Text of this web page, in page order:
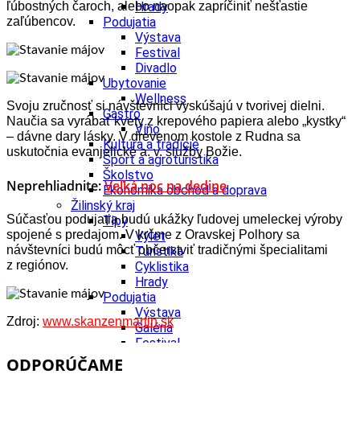
Hrady
Podujatia
Výstava
Festival
Divadlo
Ubytovanie
Wellness
Gastro
Víno
Kultúra a tradície
Šport a agroturistika
Školstvo
Ekonomika obchod a doprava
Žilinský kraj
Tipy
Výlet
Turistika
Cyklistika
Hrady
Podujatia
Výstava
Galéria
Festival
ľúbostných čaroch, alebo naopak zapríčiniť nešťastie
zaľúbencov.
Svoju zručnosť si návštevníci vyskúšajú v tvorivej dielni.
Naučia sa vyrábať kvety z krepového papiera alebo „kystky“
– dávne dary lásky.V drevenom kostole z Rudna sa
uskutočnia evanjelické a. v. služby Božie.
Neprehliadnite:Veľká noc na dedine
Súčasťou podujatia budú ukážky ľudovej umeleckej výroby
spojené s predajom. V krčme z Oravskej Polhory sa
návštevníci budú môcť občerstviť tradičnými špecialitami
z regiónov.
Zdroj: www.skanzenmartin.sk
ODPORÚČAME